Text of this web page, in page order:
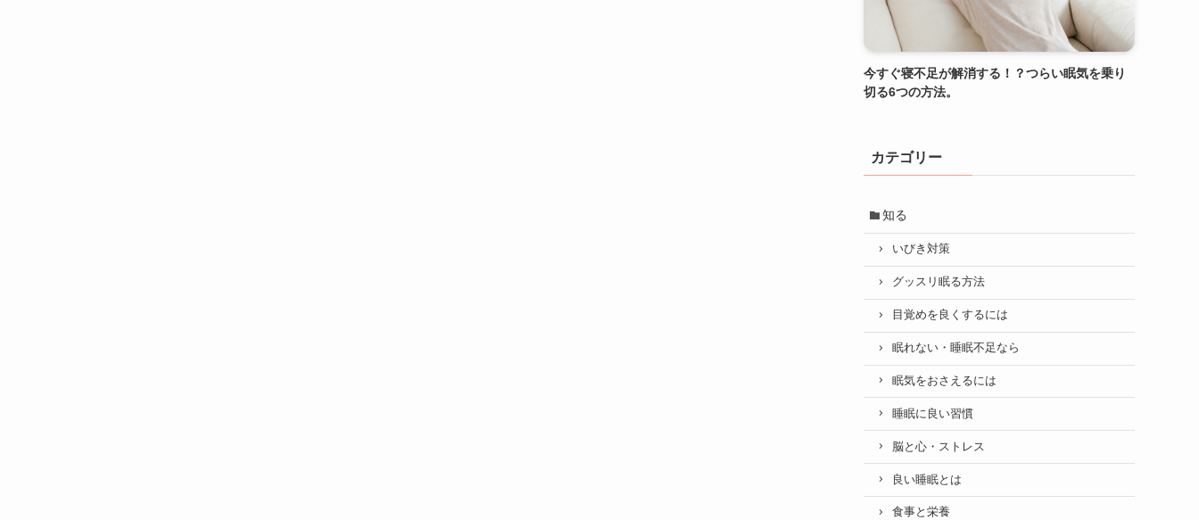
今すぐ寝不足が解消する！？つらい眠気を乗り
切る6つの方法。
カテゴリー
知る
いびき対策
グッスリ眠る方法
目覚めを良くするには
眠れない・睡眠不足なら
眠気をおさえるには
睡眠に良い習慣
脳と心・ストレス
良い睡眠とは
食事と栄養